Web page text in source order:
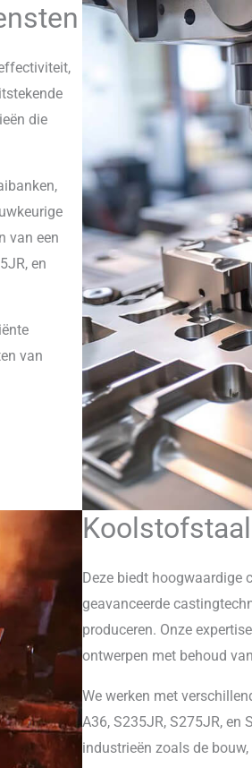
die
van een
en
van
Deze biedt hoogwaardige
geavanceerde
produceren. Onze
ontwerpen met behoud
We werken met
A36, S235JR, S275JR, en
industrieën zoals de